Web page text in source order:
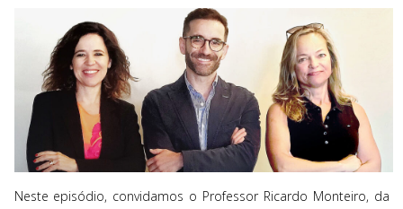
Neste episódio, convidamos o Professor Ricardo Monteiro, da